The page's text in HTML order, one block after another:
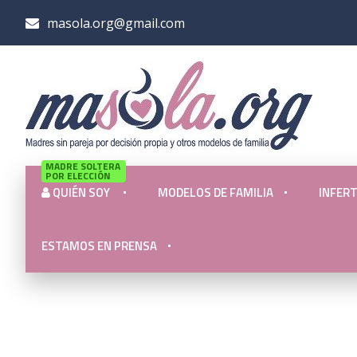
masola.org@gmail.com
QUIÉN SOY
MADRE SOLTERA
POR ELECCIÓN
MODELOS DE FAMILIA
ESTAMOS EN PRENSA